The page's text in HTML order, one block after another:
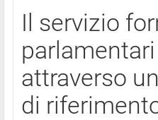
Il servizio
attraverso
di